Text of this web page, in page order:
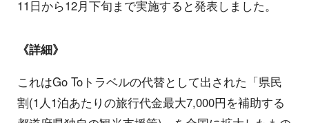
11日から12月下旬まで実施すると発表しました。
《詳細》
これはGo Toトラベルの代替として出された「県民
割(1人1泊あたりの旅行代金最大7,000円を補助する